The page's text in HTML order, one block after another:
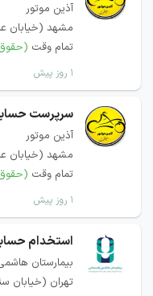
آذین موتور
مشهد (خیابان
تمام وقت
۱ روز پیش
سرپرست
آذین موتور
مشهد (خیابان
تمام وقت
۱ روز پیش
استخدام
بیمارستان
تهران (خیابان